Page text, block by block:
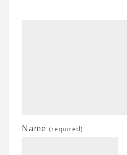
Name (required)